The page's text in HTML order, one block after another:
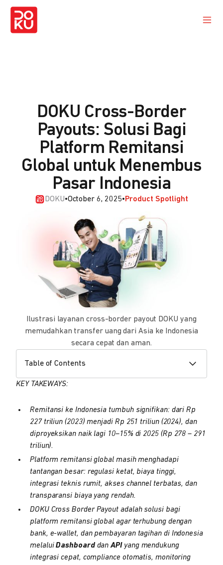
DOKU Cross-Border
Payouts: Solusi Bagi
Platform Remitansi
Global untuk Menembus
Pasar Indonesia
DOKU•October 6, 2025•Product Spotlight
Ilustrasi layanan cross-border payout DOKU yang
memudahkan transfer uang dari Asia ke Indonesia
secara cepat dan aman.
Table of Contents
KEY TAKEWAYS:
Remitansi ke Indonesia tumbuh signifikan: dari Rp
227 triliun (2023) menjadi Rp 251 triliun (2024), dan
diproyeksikan naik lagi 10–15% di 2025 (Rp 278 – 291
triliun).
Platform remitansi global masih menghadapi
tantangan besar: regulasi ketat, biaya tinggi,
integrasi teknis rumit, akses channel terbatas, dan
transparansi biaya yang rendah.
DOKU Cross Border Payout adalah solusi bagi
platform remitansi global agar terhubung dengan
bank, e-wallet, dan pembayaran tagihan di Indonesia
melaluiDashboarddanAPI yang mendukung
integrasi cepat, compliance otomatis, monitoring